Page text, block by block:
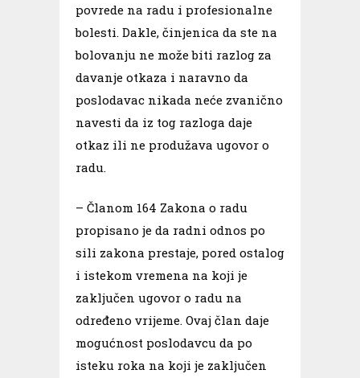
povrede na radu i profesionalne
bolesti. Dakle, činjenica da ste na
bolovanju ne može biti razlog za
davanje otkaza i naravno da
poslodavac nikada neće zvanično
navesti da iz tog razloga daje
otkaz ili ne produžava ugovor o
radu.
– Članom 164 Zakona o radu
propisano je da radni odnos po
sili zakona prestaje, pored ostalog
i istekom vremena na koji je
zaključen ugovor o radu na
određeno vrijeme. Ovaj član daje
mogućnost poslodavcu da po
isteku roka na koji je zaključen